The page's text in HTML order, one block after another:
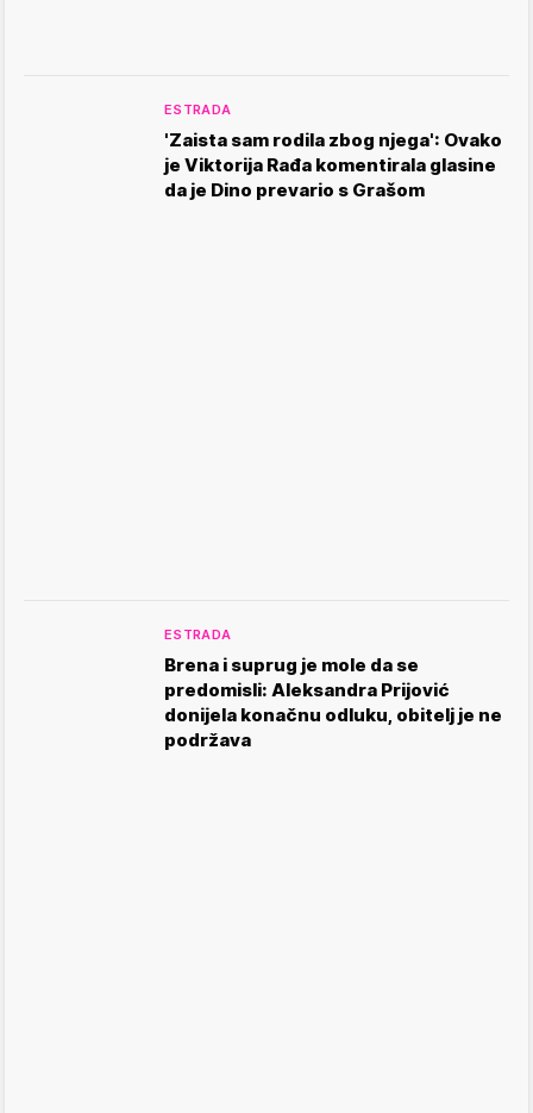
ESTRADA
'Zaista sam rodila zbog njega': Ovako
je Viktorija Rađa komentirala glasine
da je Dino prevario s Grašom
ESTRADA
Brena i suprug je mole da se
predomisli: Aleksandra Prijović
donijela konačnu odluku, obitelj je ne
podržava